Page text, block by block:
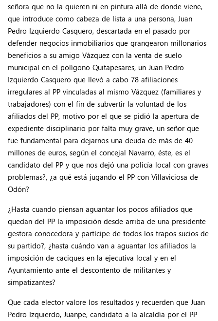
señora que no la quieren ni en pintura allá de donde viene,
que introduce como cabeza de lista a una persona, Juan
Pedro Izquierdo Casquero, descartada en el pasado por
defender negocios inmobiliarios que grangearon millonarios
beneficios a su amigo Vázquez con la venta de suelo
municipal en el polígono Quitapesares, un Juan Pedro
Izquierdo Casquero que llevó a cabo 78 afiliaciones
irregulares al PP vinculadas al mismo Vázquez (familiares y
trabajadores) con el fin de subvertir la voluntad de los
afiliados del PP, motivo por el que se pidió la apertura de
expediente disciplinario por falta muy grave, un señor que
fue fundamental para dejarnos una deuda de más de 40
millones de euros, según el concejal Navarro, éste, es el
candidato del PP y que nos dejó una policía local con graves
problemas?, ¿a qué está jugando el PP con Villaviciosa de
Odón?
¿Hasta cuando piensan aguantar los pocos afiliados que
quedan del PP la imposición desde arriba de una presidente
gestora conocedora y partícipe de todos los trapos sucios de
su partido?, ¿hasta cuándo van a aguantar los afiliados la
imposición de caciques en la ejecutiva local y en el
Ayuntamiento ante el descontento de militantes y
simpatizantes?
Que cada elector valore los resultados y recuerden que Juan
Pedro Izquierdo, Juanpe, candidato a la alcaldía por el PP